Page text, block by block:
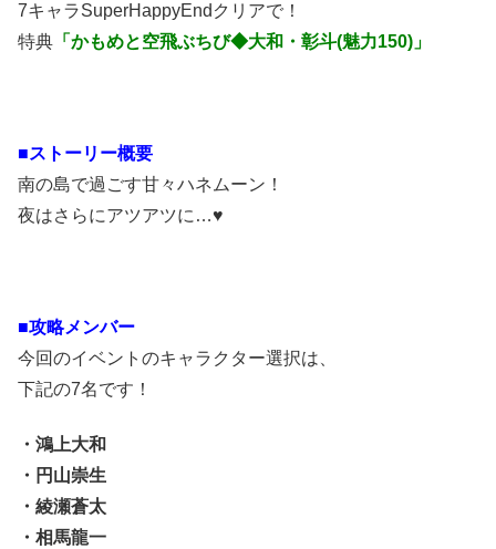
7キャラSuperHappyEndクリアで！
特典 「かもめと空飛ぶちび◆大和・彰斗(魅力150)」
■ストーリー概要
南の島で過ごす甘々ハネムーン！
夜はさらにアツアツに…♥
■攻略メンバー
今回のイベントのキャラクター選択は、
下記の7名です！
・鴻上大和
・円山崇生
・綾瀬蒼太
・相馬龍一